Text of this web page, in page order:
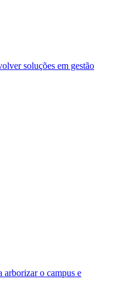
soluções em gestão
arborizar o campus e